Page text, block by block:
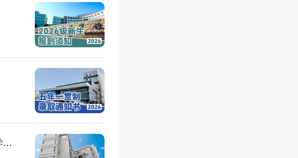
【新生入学指南】盛夏有约 青春闪光——上海市市北职业高级中学2026级新生入学指南请查收！